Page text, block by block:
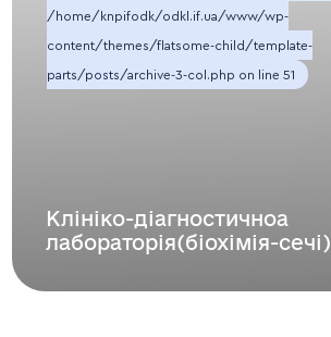
Клініко-діагностичноа
лабораторія(біохімія-сечі)
/home/knpifodk/odkl.if.ua/www/wp-
content/themes/flatsome-child/template-
parts/posts/archive-3-col.php on line 51